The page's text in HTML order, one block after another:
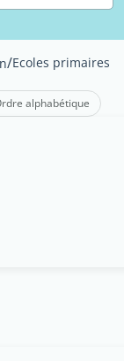
/Ecoles primaires
alphabétique